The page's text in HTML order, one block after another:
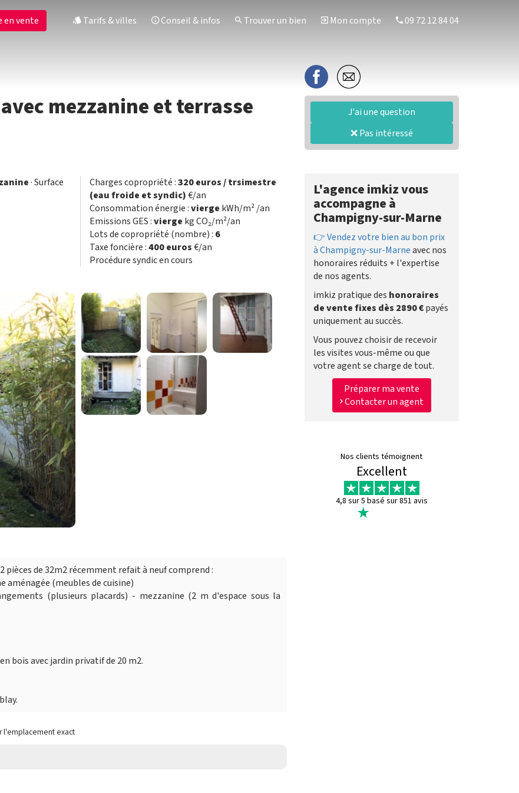
en vente Tarifs & villes Conseil & infos Trouver un bien Mon compte 09 72 12 84 04
mezzanine et terrasse
· Surface
Charges copropriété :320 euros / trsimestre
(eau froide et syndic)€/an
Consommation énergie :vierge kWh/m² /an
Emissions GES :vierge kg CO₂/m²/an
Lots de copropriété (nombre) : 6
Taxe foncière :400 euros€/an
Procédure syndic en cours
de 32m2 récemment refait à neuf comprend :
aménagée (meubles de cuisine)
(plusieurs placards) - mezzanine (2 m d'espace sous la
bois avec jardin privatif de 20 m2.
l'emplacement exact
J'ai une question
❌ Pas intéressé
L'agence imkiz vous
accompagne à
Champigny-sur-Marne
👉 Vendez votre bien au bon prix
à Champigny-sur-Marneavec nos
honoraires réduits + l'expertise
de nos agents.
imkiz pratique des honoraires
de vente fixes dès 2890 €payés
uniquement au succès.
Vous pouvez choisir de recevoir
les visites vous-même ou que
votre agent se charge de tout.
Préparer ma vente
Contacter un agent
Nos clients témoignent
Excellent
4,8 sur 5 basé sur 851 avis